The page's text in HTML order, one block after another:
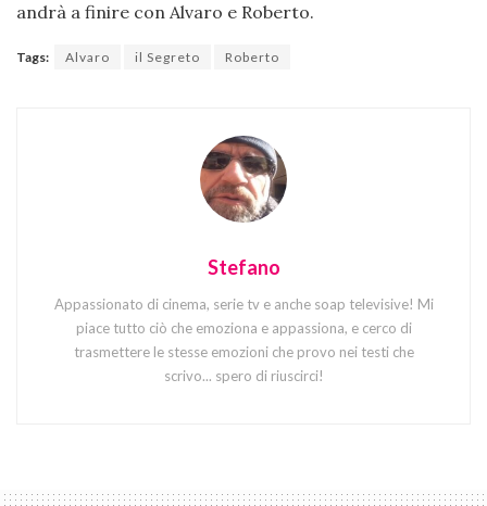
andrà a finire con Alvaro e Roberto.
Tags: Alvaro il Segreto Roberto
Stefano
Appassionato di cinema, serie tv e anche soap televisive! Mi
piace tutto ciò che emoziona e appassiona, e cerco di
trasmettere le stesse emozioni che provo nei testi che
scrivo... spero di riuscirci!